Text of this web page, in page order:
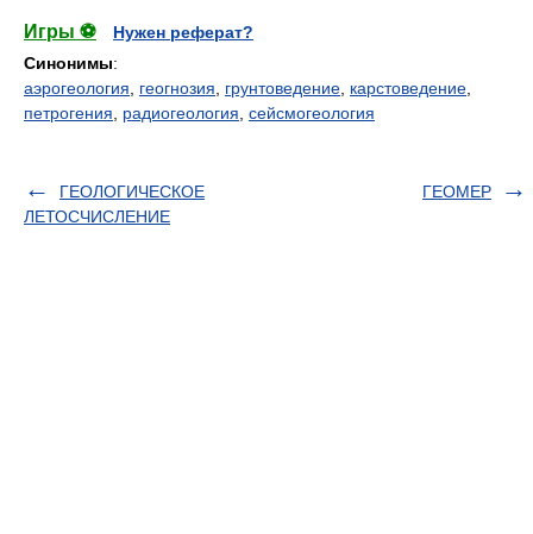
Игры ⚽
Нужен реферат?
Синонимы:
аэрогеология
геогнозия грунтоведение карстоведение
петрогения
радиогеология сейсмогеология
ГЕОЛОГИЧЕСКОЕ
ЛЕТОСЧИСЛЕНИЕ
ГЕОМЕР